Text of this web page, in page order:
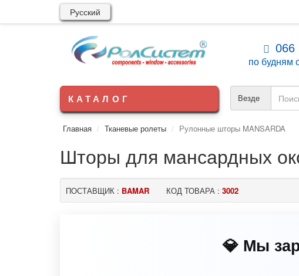
Русский
066
по будням
Везде
КАТАЛОГ
Главная Тканевые ролеты Рулонные шторы MANSARDA
Шторы для мансардных
ПОСТАВЩИК : BAMAR КОД ТОВАРА : 3002
💎 Мы